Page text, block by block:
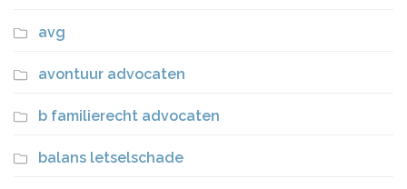
avg
avontuur advocaten
b familierecht advocaten
balans letselschade